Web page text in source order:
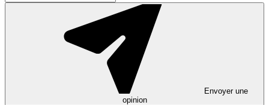
Envoyer une
opinion